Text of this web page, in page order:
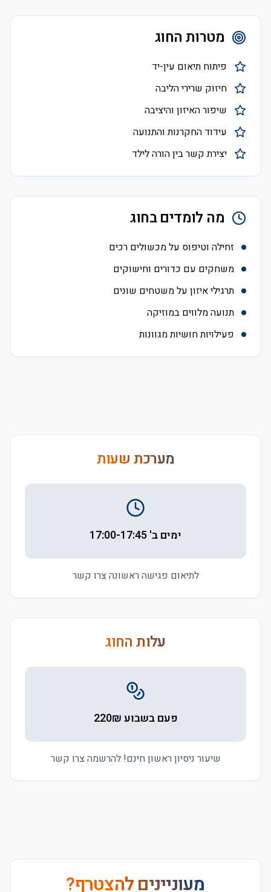
מטרות החוג
פיתוח תיאום עין-יד
חיזוק שרירי הליבה
שיפור האיזון והיציבה
עידוד החקרנות והתנועה
יצירת קשר בין הורה לילד
מה לומדים בחוג
זחילה וטיפוס על מכשולים רכים
משחקים עם כדורים וחישוקים
תרגילי איזון על משטחים שונים
תנועה מלווים במוזיקה
פעילויות חושיות מגוונות
מערכת שעות
ימים ב' 17:00-17:45
לתיאום פגישה ראשונה צרו קשר
עלות החוג
פעם בשבוע 220₪
שיעור ניסיון ראשון חינם! להרשמה צרו קשר
מעוניינים להצטרף?